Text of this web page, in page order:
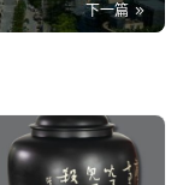
下一篇